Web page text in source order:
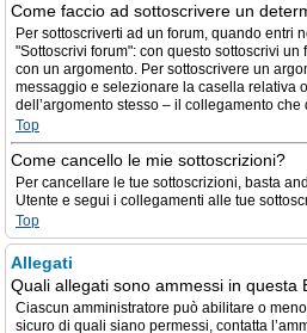
Come faccio ad sottoscrivere un
Per sottoscriverti ad un forum, quando entri
"Sottoscrivi forum": con questo sottoscrivi un
con un argomento. Per sottoscrivere un
messaggio e selezionare la casella relativa
dell’argomento stesso – il collegamento
Top
Come cancello le mie sottoscrizioni?
Per cancellare le tue sottoscrizioni, basta
Utente e segui i collegamenti alle tue
Top
Allegati
Quali allegati sono ammessi in questa
Ciascun amministratore può abilitare o
sicuro di quali siano permessi, contatta